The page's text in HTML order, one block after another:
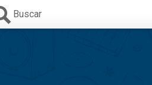
Buscar